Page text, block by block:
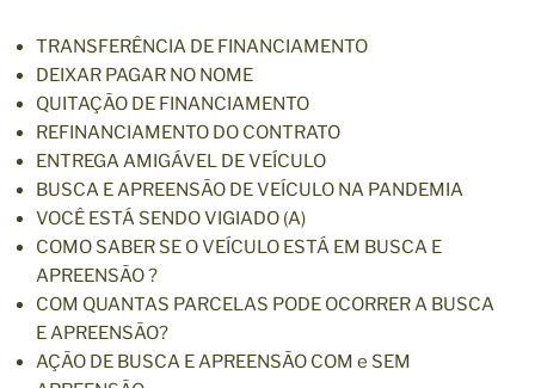
TRANSFERÊNCIA DE FINANCIAMENTO
DEIXAR PAGAR NO NOME
QUITAÇÃO DE FINANCIAMENTO
REFINANCIAMENTO DO CONTRATO
ENTREGA AMIGÁVEL DE VEÍCULO
BUSCA E APREENSÃO DE VEÍCULO NA PANDEMIA
VOCÊ ESTÁ SENDO VIGIADO (A)
COMO SABER SE O VEÍCULO ESTÁ EM BUSCA E
APREENSÃO ?
COM QUANTAS PARCELAS PODE OCORRER A BUSCA
E APREENSÃO?
AÇÃO DE BUSCA E APREENSÃO COM e SEM